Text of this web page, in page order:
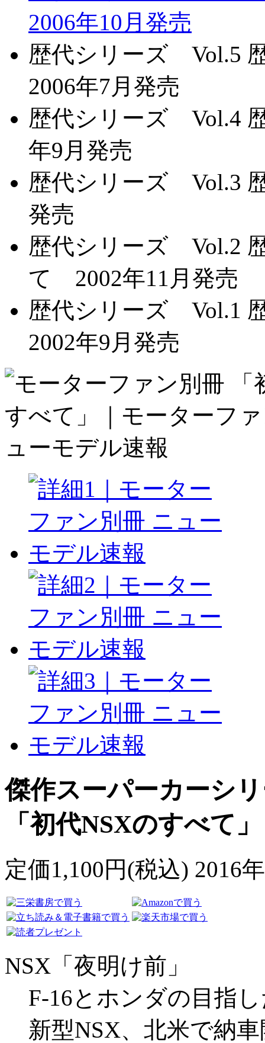
2006年10月発売
歴代シリーズ Vol.5
2006年7月発売
歴代シリーズ Vol.4
年9月発売
歴代シリーズ Vol.3
発売
歴代シリーズ Vol.2
て 2002年11月発売
歴代シリーズ Vol.1
2002年9月発売
傑作スーパーカーシ
「初代NSXのすべて」
定価1,100円(税込) 2016
NSX「夜明け前」
F-16とホンダの目指
新型NSX、北米で納